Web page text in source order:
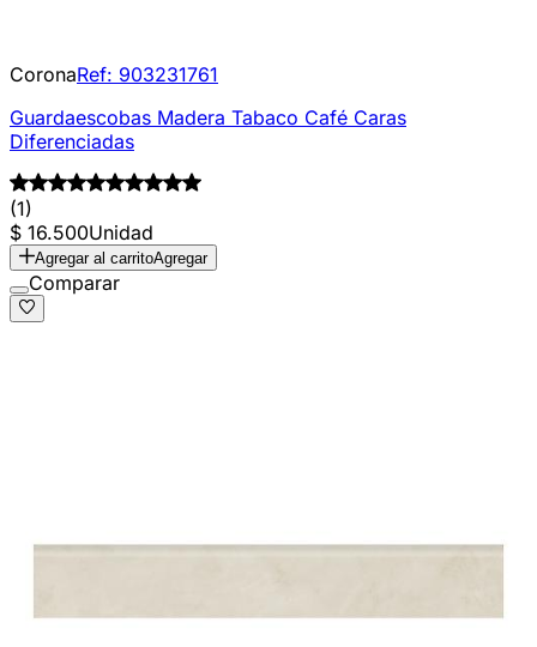
CoronaRef: 903231761
Guardaescobas Madera Tabaco Café Caras
Diferenciadas
(1)
$ 16.500Unidad
Agregar al carritoAgregar
Comparar